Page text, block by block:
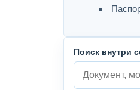
Поиск внутри